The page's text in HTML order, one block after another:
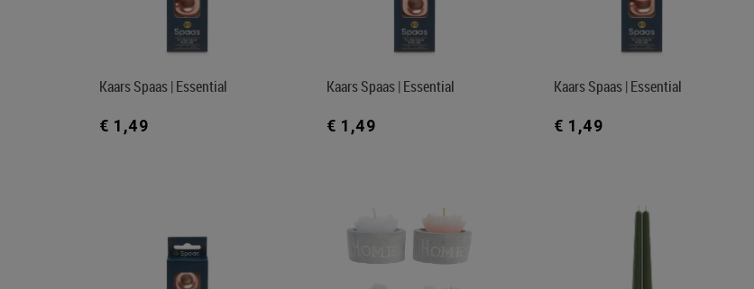
Kaars Spaas | Essential
€ 1,49
Kaars Spaas | Essential
€ 1,49
Kaars Spaas | Essential
€ 1,49